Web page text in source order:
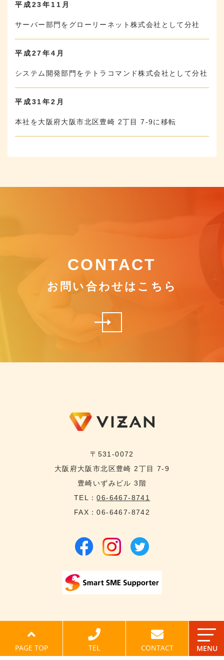
MENU
PAGE TOP TEL CONTACT
平成23年11月
サーバー部門をグローリーネット株式会社として分社
平成27年4月
システム開発部門をテトラコマンド株式会社として分社
平成31年2月
本社を大阪府大阪市北区豊崎 2丁目 7-9に移転
CONTACT
お問い合わせはこちら
〒531-0072
大阪府大阪市北区豊崎 2丁目 7-9
豊崎いずみビル 3階
TEL：06-6467-8741
FAX：06-6467-8742
©2022 VIZAN. All Rights Reserved.